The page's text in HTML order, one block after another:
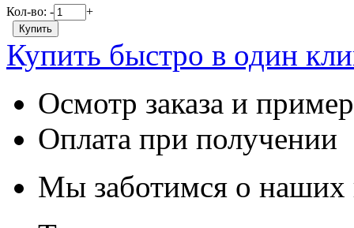
Кол-во: - +
Купить быстро в один
Осмотр заказа и
Оплата при получении
Мы заботимся о наших